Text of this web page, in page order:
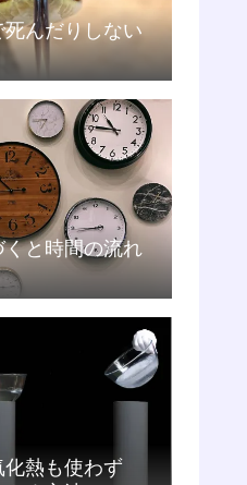
んだりしない
と時間の流れ
熱も使わず